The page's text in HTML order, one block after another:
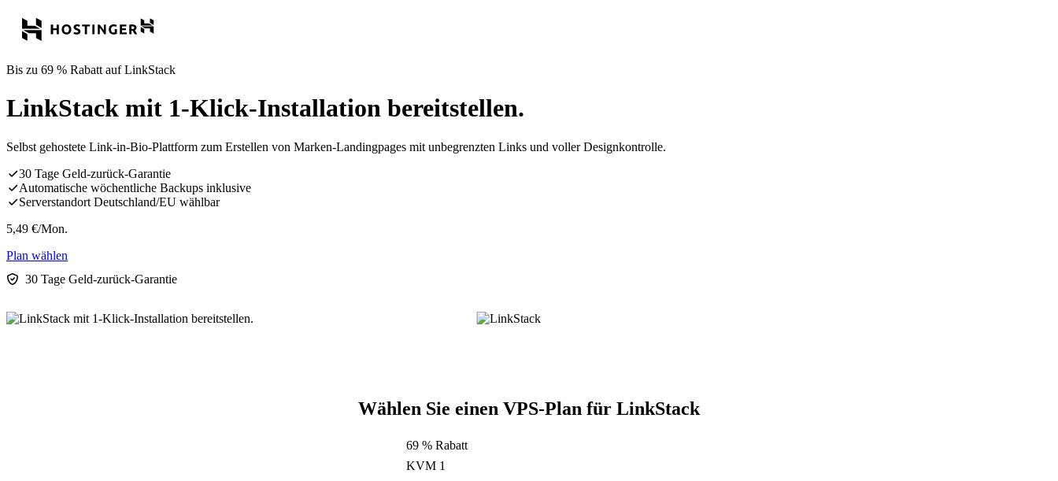
Bis zu 69 % Rabatt auf LinkStack
LinkStack mit 1-Klick-Installation bereitstellen.
Selbst gehostete Link-in-Bio-Plattform zum Erstellen von Marken-Landingpages mit unbegrenzten Links und voller Designkontrolle.
30 Tage Geld-zurück-Garantie
Automatische wöchentliche Backups inklusive
Serverstandort Deutschland/EU wählbar
5,49 €/Mon.
Plan wählen
30 Tage Geld-zurück-Garantie
Wählen Sie einen VPS-Plan für LinkStack
69 % Rabatt
KVM 1